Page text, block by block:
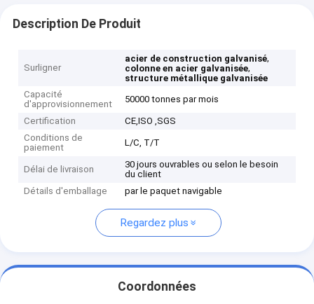
Description De Produit
Surligner
acier de construction galvanisé,
colonne en acier galvanisée,
structure métallique galvanisée
Capacité
d'approvisionnement
50000 tonnes par mois
Certification
CE,ISO ,SGS
Conditions de
paiement
L/C, T/T
Délai de livraison
30 jours ouvrables ou selon le besoin
du client
Détails d'emballage
par le paquet navigable
Regardez plus
Coordonnées